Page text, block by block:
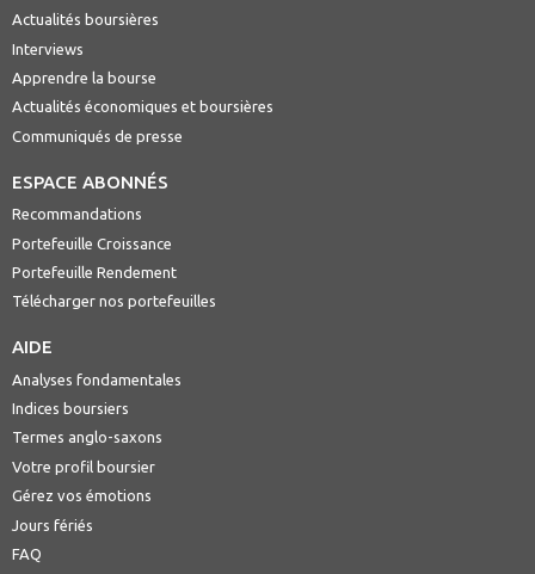
Actualités boursières
Interviews
Apprendre la bourse
Actualités économiques et boursières
Communiqués de presse
ESPACE ABONNÉS
Recommandations
Portefeuille Croissance
Portefeuille Rendement
Télécharger nos portefeuilles
AIDE
Analyses fondamentales
Indices boursiers
Termes anglo-saxons
Votre profil boursier
Gérez vos émotions
Jours fériés
FAQ